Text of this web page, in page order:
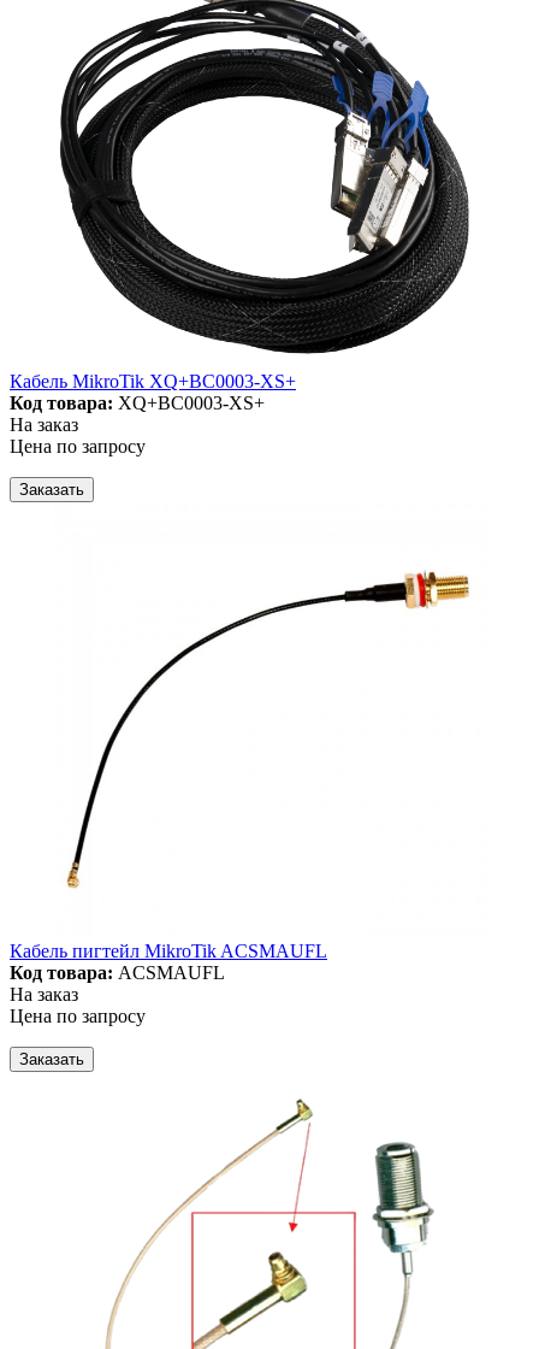
Кабель MikroTik XQ+BC0003-XS+
Код товара: XQ+BC0003-XS+
На заказ
Цена по запросу
Заказать
Кабель пигтейл MikroTik ACSMAUFL
Код товара: ACSMAUFL
На заказ
Цена по запросу
Заказать